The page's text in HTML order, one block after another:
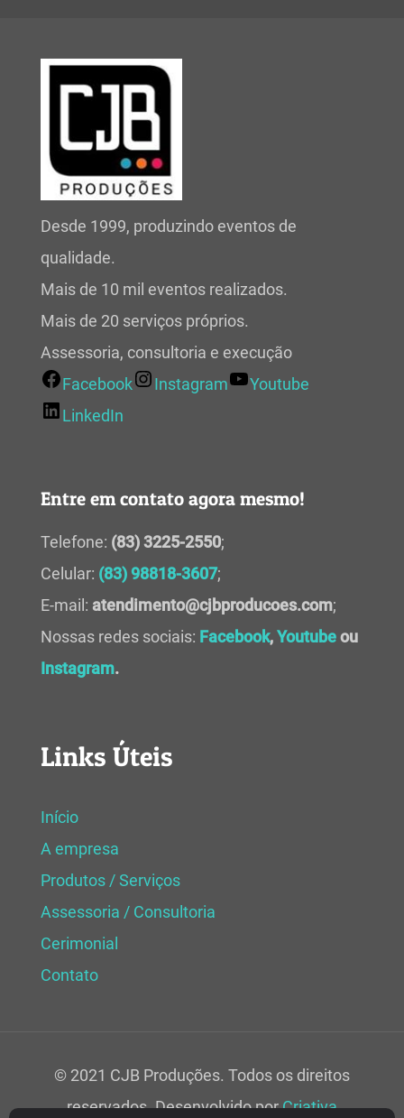
Desde 1999, produzindo eventos de
qualidade.
Mais de 10 mil eventos realizados.
Mais de 20 serviços próprios.
Assessoria, consultoria e execução
Facebook
Instagram
Youtube
LinkedIn
Entre em contato agora mesmo!
Telefone: (83) 3225-2550;
Celular: (83) 98818-3607;
E-mail: atendimento@cjbproducoes.com;
Nossas redes sociais: Facebook,Youtubeou
Instagram.
Links Úteis
Início
A empresa
Produtos / Serviços
Assessoria / Consultoria
Cerimonial
Contato
© 2021 CJB Produções. Todos os direitos
reservados. Desenvolvido porCriativa